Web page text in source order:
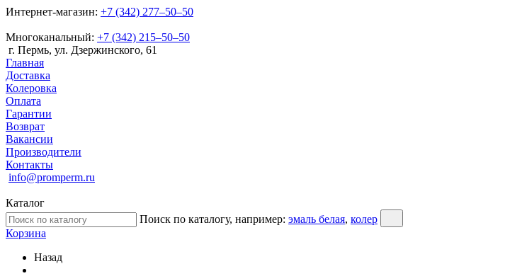
Интернет-магазин: +7 (342) 277‒50‒50
Многоканальный: +7 (342) 215‒50‒50
г. Пермь, ул. Дзержинского, 61
Главная
Доставка
Колеровка
Оплата
Гарантии
Возврат
Вакансии
Производители
Контакты
info@promperm.ru
Каталог
Поиск по каталогу, например: эмаль белая, колер
Корзина
Назад